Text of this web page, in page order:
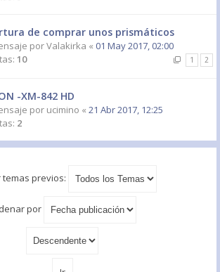
de comprar unos prismáticos
porValakirka « 01 May 2017, 02:00
10 1 2
-XM-842 HD
por ucimino « 21 Abr 2017, 12:25
2
previos:
por